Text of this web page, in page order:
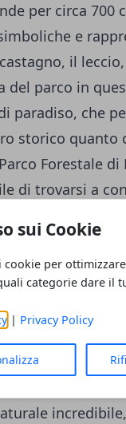
sui Cookie
cookie per
categorie dare il
| Privacy Policy
per circa 700
e
il
del parco in
paradiso, che
storico quanto
Forestale di
di trovarsi a
in
e
Val d’Orcia,
bellezze,
Le
e San Quirico